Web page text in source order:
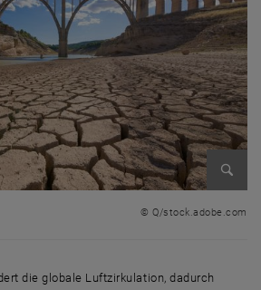
© Q/stock.adobe.com
die globale Luftzirkulation, dadurch